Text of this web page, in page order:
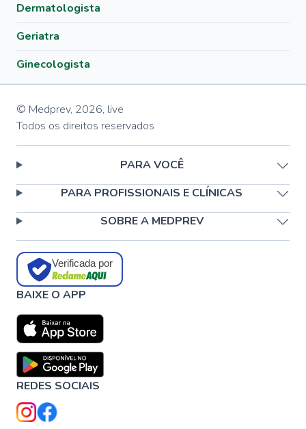
Dermatologista
Geriatra
Ginecologista
© Medprev, 2026, live
Todos os direitos reservados
PARA VOCÊ
PARA PROFISSIONAIS E CLÍNICAS
SOBRE A MEDPREV
Verificada por
BAIXE O APP
REDES SOCIAIS